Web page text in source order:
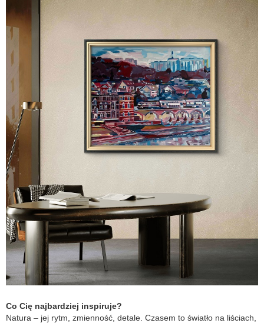
Co Cię najbardziej inspiruje?
Natura – jej rytm, zmienność, detale. Czasem to światło na liściach,